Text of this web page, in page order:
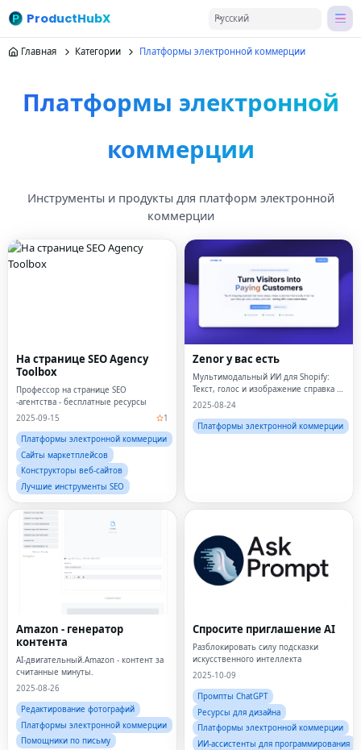
ProductHubX Русский
Главная Категории Платформы электронной коммерции
Платформы электронной
коммерции
Инструменты и продукты для платформ электронной
коммерции
На странице SEO Agency
Toolbox
Профессор на странице SEO
-агентства - бесплатные ресурсы
2025-09-15
1
Платформы электронной коммерции
Сайты маркетплейсов
Конструкторы веб-сайтов
Лучшие инструменты SEO
Zenor у вас есть
Мультимодальный ИИ для Shopify:
Текст, голос и изображение справка с
продуктами, часто задаваемыми
2025-08-24
Платформы электронной коммерции
Amazon - генератор
контента
AI-двигательный.Amazon - контент за
считанные минуты.
2025-08-26
Редактирование фотографий
Платформы электронной коммерции
Помощники по письму
Спросите приглашение AI
Разблокировать силу подсказки
искусственного интеллекта
2025-10-09
Промпты ChatGPT
Ресурсы для дизайна
Платформы электронной коммерции
ИИ-ассистенты для программирования